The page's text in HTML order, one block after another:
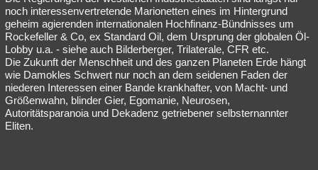
Musik Clash Verbesserungen Allmystery English
Übersichten
Besucht Teilgenommen Alle Neue Geschlossen
Lesenswert Schlüsselwörter
noch interessenvertretende Marionetten eines im Hintergrund
geheim agierenden internationalen Hochfinanz-Bündnisses um
Rockefeller & Co, ex Standard Oil, dem Ursprung der globalen Öl-
Lobby u.a. - siehe auch Bilderberger, Trilaterale, CFR etc.
Die Zukunft der Menschheit und des ganzen Planeten Erde hängt
wie Damokles Schwert nur noch an dem seidenen Faden der
niederen Interessen einer Bande krankhafter, von Macht- und
Größenwahn, blinder Gier, Egomanie, Neurosen,
Autoritätsparanoia und Dekadenz getriebener selbsternannter
Eliten.